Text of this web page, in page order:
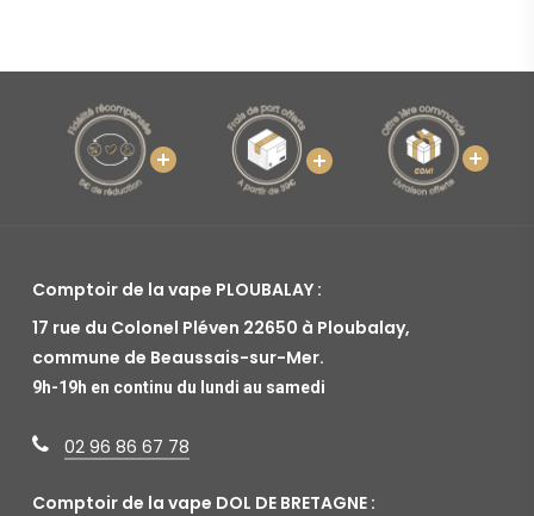
Comptoir de la vape PLOUBALAY :
17 rue du Colonel Pléven 22650 à Ploubalay,
commune de Beaussais-sur-Mer.
9h-19h en continu du lundi au samedi
02 96 86 67 78
Comptoir de la vape DOL DE BRETAGNE :